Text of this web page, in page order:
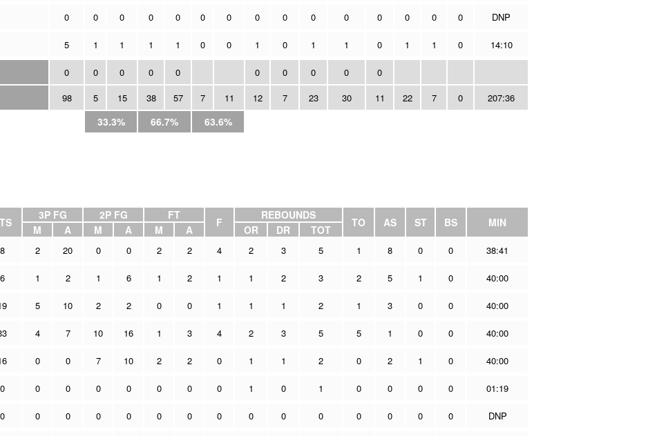
0 0 0 0 0 0 0 0 0 0 0 0 0 0 0 DNP
5 1 1 1 1 0 0 1 0 1 1 0 1 1 0 14:10
0 0 0 0 0 0 0 0 0 0
98 5 15 38 57 7 11 12 7 23 30 11 22 7 0 207:36
33.3% 66.7% 63.6%
3P FG 2P FG FT
F
REBOUNDS
TO AS ST BS MIN
M A M A M A OR DR TOT
8 2 20 0 0 2 2 4 2 3 5 1 8 0 0 38:41
6 1 2 1 6 1 2 1 1 2 3 2 5 1 0 40:00
5 10 2 2 0 0 1 1 1 2 1 3 0 0 40:00
4 7 10 16 1 3 4 2 3 5 5 1 0 0 40:00
0 0 7 10 2 2 0 1 1 2 0 2 1 0 40:00
0 0 0 0 0 0 0 0 1 0 1 0 0 0 0 01:19
0 0 0 0 0 0 0 0 0 0 0 0 0 0 0 DNP